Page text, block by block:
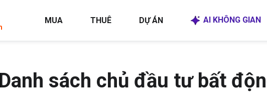
MUA THUÊ DỰ ÁN AI KHÔNG GIAN
Danh sách chủ đầu tư bất